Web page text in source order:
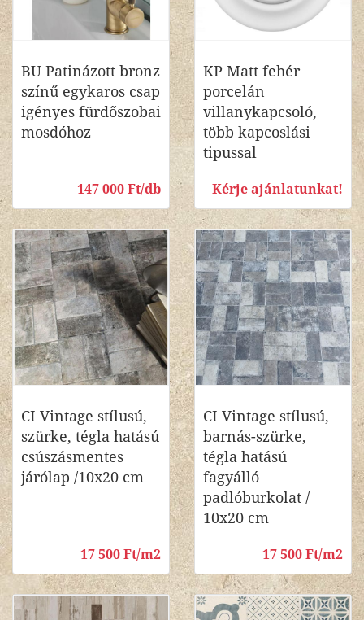
BU Patinázott bronz
színű egykaros csap
igényes fürdőszobai
mosdóhoz
147 000 Ft/db
KP Matt fehér
porcelán
villanykapcsoló,
több kapcoslási
tipussal
Kérje ajánlatunkat!
CI Vintage stílusú,
szürke, tégla hatású
csúszásmentes
járólap /10x20 cm
17 500 Ft/m2
CI Vintage stílusú,
barnás-szürke,
tégla hatású
fagyálló
padlóburkolat /
10x20 cm
17 500 Ft/m2